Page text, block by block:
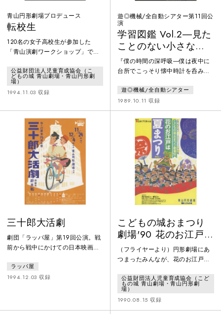
青山円形劇場プロデュース
転校生
120名の女子高校生が参加した
「青山演劇ワークショップ」で選
特有の「同時多発」会話で繰り広
げられる群像劇に挑み、話題を集
めた作品。ある日、クラスにおか
目覚めたらこの学校の転校生にな
っていた」という。カフカの『変
身』をモチーフに、最も多感な年
頃の感性を、彼女たちの実際の生
活に取材しながらユーモアたっぷ
りに描く。
公益財団法人児童育成協会（こ
どもの城 青山劇場・青山円形劇
場）
1994.11.03 収録
遊◎機械/全自動シアター第11回公
演
学習図鑑 Vol.2―見た
ことのない小さな海
の巨人の僕の必需品
―
『僕の時間の深呼吸―僕は夜中に
台所でこっそり懐中時計を呑みこ
動シアター」の人気作。1987年に
初演された作品の再演である。高
泉淳子演じるロイド眼鏡、蝶ネク
タイ、半ズボンにランドセルとい
う姿の小学生・山田のぼる君が不
思議世界を次々と経験していく。
遊◎機械/全自動シアター
1989.10.11 収録
三十郎大活劇
劇団「ラッパ屋」第19回公演。戦
前から戦中にかけての日本映画界
へ。痛快な活劇から戦意高揚の国
策映画へ。時代の変遷に巻き込ま
ラッパ屋
1994.12.03 収録
こどもの城おまつり
劇場'90 花のお江戸は
夏まつり PART・2
（フライヤーより）円形劇場にあ
つまったみんなが、花のお江戸へ
ぁんの案内で、こどもたちの歌や
踊りをみたり、富くじですてきな
景品をもらったり、はらはら曲芸
にチャレンジしたり……、お祭り
公益財団法人児童育成協会（こど
もの城 青山劇場・青山円形劇
場）
1990.08.15 収録